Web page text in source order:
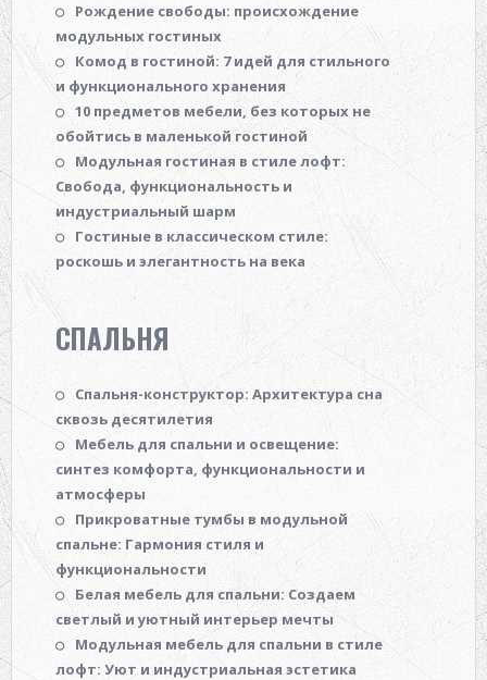
Рождение свободы: происхождение
модульных гостиных
Комод в гостиной: 7 идей для стильного
и функционального хранения
10 предметов мебели, без которых не
обойтись в маленькой гостиной
Модульная гостиная в стиле лофт:
Свобода, функциональность и
индустриальный шарм
Гостиные в классическом стиле:
роскошь и элегантность на века
СПАЛЬНЯ
Спальня-конструктор: Архитектура сна
сквозь десятилетия
Мебель для спальни и освещение:
синтез комфорта, функциональности и
атмосферы
Прикроватные тумбы в модульной
спальне: Гармония стиля и
функциональности
Белая мебель для спальни: Создаем
светлый и уютный интерьер мечты
Модульная мебель для спальни в стиле
лофт: Уют и индустриальная эстетика